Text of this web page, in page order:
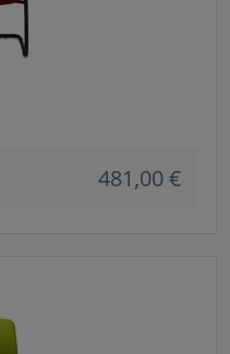
481,00 €